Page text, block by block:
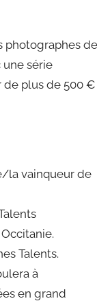
photographes de
une série
de plus de 500 €
la vainqueur de
Talents.
à
en grand